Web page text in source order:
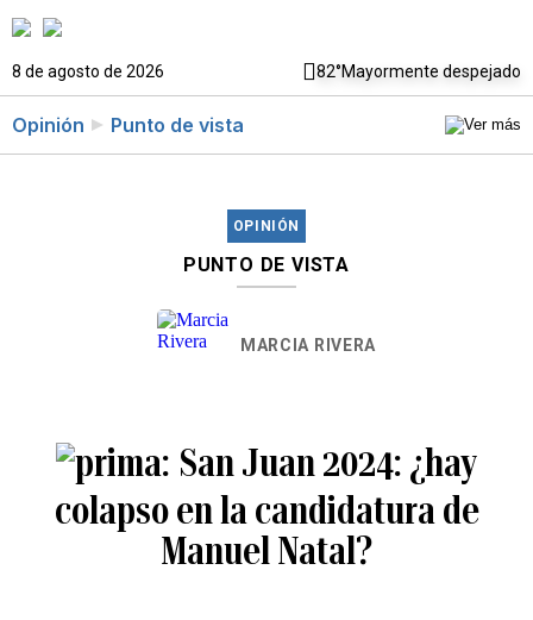
8 de agosto de 2026 82°Mayormente despejado
Opinión Punto de vista
OPINIÓN
PUNTO DE VISTA
MARCIA RIVERA
San Juan 2024: ¿hay
colapso en la candidatura de
Manuel Natal?